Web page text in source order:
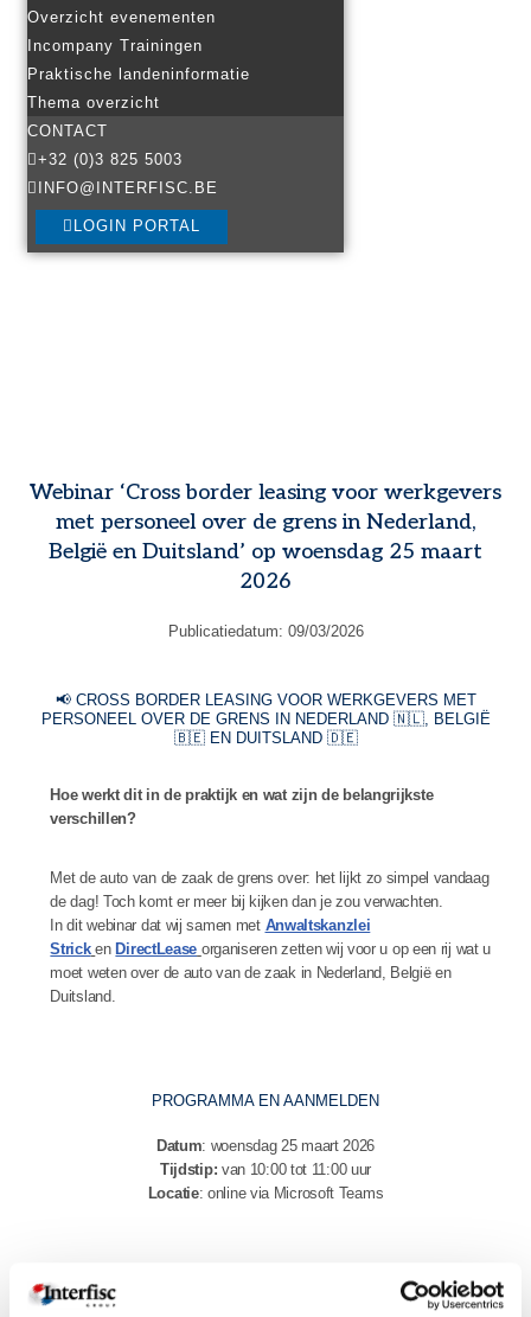
Overzicht evenementen
Incompany Trainingen
Praktische landeninformatie
Thema overzicht
CONTACT
+32 (0)3 825 5003
INFO@INTERFISC.BE
LOGIN PORTAL
Webinar ‘Cross border leasing voor werkgevers
met personeel over de grens in Nederland,
België en Duitsland’ op woensdag 25 maart
2026
Publicatiedatum: 09/03/2026
📢 CROSS BORDER LEASING VOOR WERKGEVERS MET
PERSONEEL OVER DE GRENS IN NEDERLAND 🇳🇱, BELGIË
🇧🇪 EN DUITSLAND 🇩🇪
Hoe werkt dit in de praktijk en wat zijn de belangrijkste
verschillen?
Met de auto van de zaak de grens over: het lijkt zo simpel vandaag
de dag! Toch komt er meer bij kijken dan je zou verwachten.
In dit webinar dat wij samen met Anwaltskanzlei
Strick en DirectLease organiseren zetten wij voor u op een rij wat u
moet weten over de auto van de zaak in Nederland, België en
Duitsland.
PROGRAMMA EN AANMELDEN
Datum: woensdag 25 maart 2026
Tijdstip: van 10:00 tot 11:00 uur
Locatie: online via Microsoft Teams